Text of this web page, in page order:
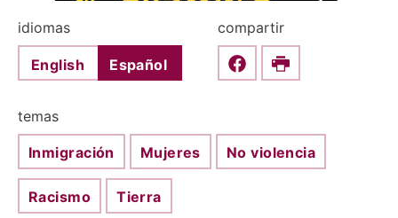
idiomas
English Español
compartir
Share this on Facebook
Print
temas
Inmigración Mujeres No violencia
Racismo Tierra